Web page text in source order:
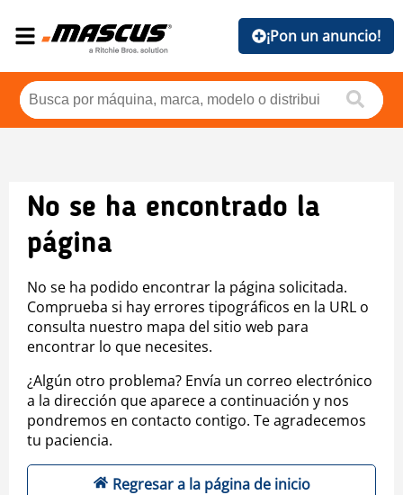
¡Pon un anuncio!
No se ha encontrado la
página
No se ha podido encontrar la página solicitada.
Comprueba si hay errores tipográficos en la URL o
consulta nuestro mapa del sitio web para
encontrar lo que necesites.
¿Algún otro problema? Envía un correo electrónico
a la dirección que aparece a continuación y nos
pondremos en contacto contigo. Te agradecemos
tu paciencia.
Regresar a la página de inicio